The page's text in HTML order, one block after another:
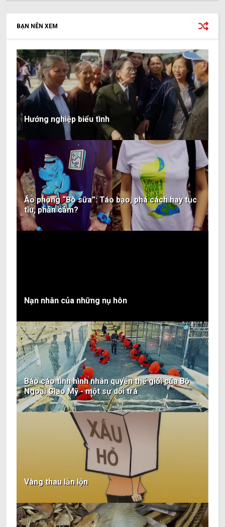
BẠN NÊN XEM
Hướng nghiệp biểu tình
Áo phông “Bò sữa”: Táo bạo, phá cách hay tục
tĩu, phản cảm?
Nạn nhân của những nụ hôn
Báo cáo tình hình nhân quyền thế giới của Bộ
Ngoại Giao Mỹ - một sự dối trá
Vàng thau lẫn lộn